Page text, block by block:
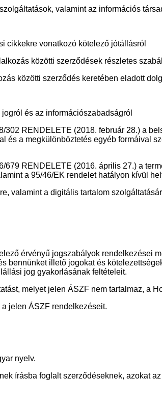
valamint az információs
cikkekre vonatkozó kötelező jótállásról
közötti szerződések részletes
közötti szerződés keretében eladott
és az információszabadságról
302 RENDELETE (2018. február 28.) a
és a megkülönböztetés egyéb formáival
RENDELETE (2016. április 27.) a
a 95/46/EK rendelet hatályon kívül
valamint a digitális tartalom
érvényű jogszabályok
bennünket illető jogokat és
jog gyakorlásának feltételeit.
melyet jelen ÁSZF nem tartalmaz, a
jelen ÁSZF rendelkezéseit.
nyelv.
írásba foglalt szerződéseknek, azokat